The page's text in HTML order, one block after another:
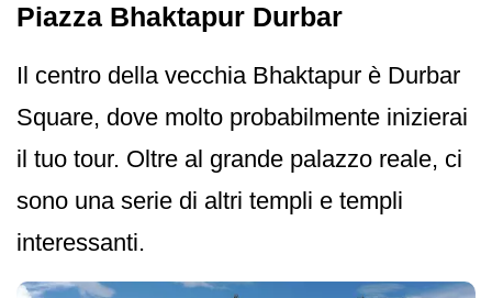
Piazza Bhaktapur Durbar
Il centro della vecchia Bhaktapur è Durbar
Square, dove molto probabilmente inizierai
il tuo tour. Oltre al grande palazzo reale, ci
sono una serie di altri templi e templi
interessanti.